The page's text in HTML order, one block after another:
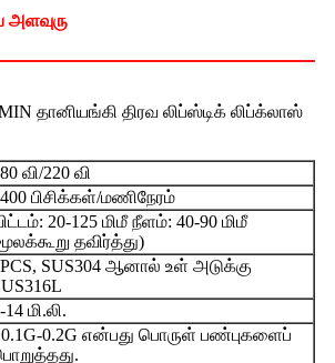
அளவுரு
தானியங்கி திரவ லிப்ஸ்டிக் லிப்க்லாஸ்
வி/220 வி
பிசிக்கள்/மணிநேரம்
20-125 மிமீ நீளம்: 40-90 மிமீ
தவிர்த்து)
SUS304 ஆனால் உள் அடுக்கு
14 மி.லி.
0.2G என்பது பொருள் பண்புகளைப்